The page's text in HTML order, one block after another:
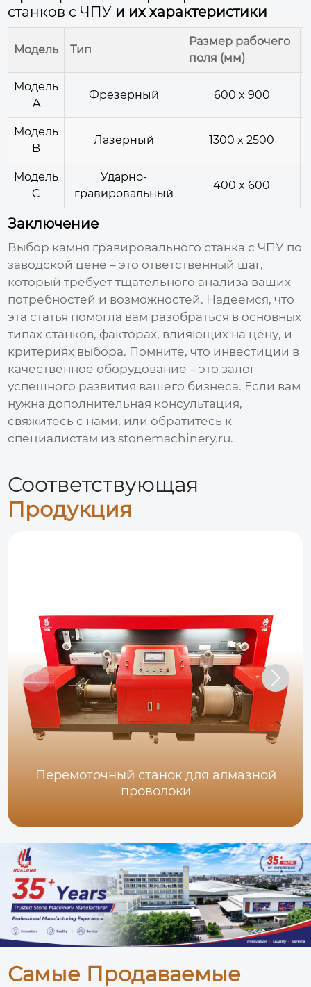
станков с ЧПУ и их характеристики
Модель Тип
Размер рабочего
поля (мм)
Модель
A
Фрезерный 600 x 900
Модель
B
Лазерный 1300 x 2500
Модель
C
Ударно-
гравировальный
400 x 600
Заключение
Выбор камня гравировального станка с ЧПУ по
заводской цене – это ответственный шаг,
который требует тщательного анализа ваших
потребностей и возможностей. Надеемся, что
эта статья помогла вам разобраться в основных
типах станков, факторах, влияющих на цену, и
критериях выбора. Помните, что инвестиции в
качественное оборудование – это залог
успешного развития вашего бизнеса. Если вам
нужна дополнительная консультация,
свяжитесь с нами, или обратитесь к
специалистам изstonemachinery.ru.
Соответствующая
Продукция
Перемоточный станок для алмазной
проволоки
Самые Продаваемые